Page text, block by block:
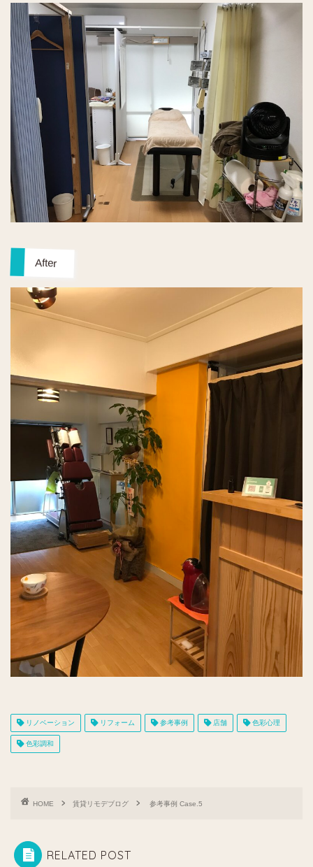
After
リノベーション リフォーム 参考事例 店舗 色彩心理
色彩調和
HOME 賃貸リモデブログ 参考事例 Case.5
RELATED POST